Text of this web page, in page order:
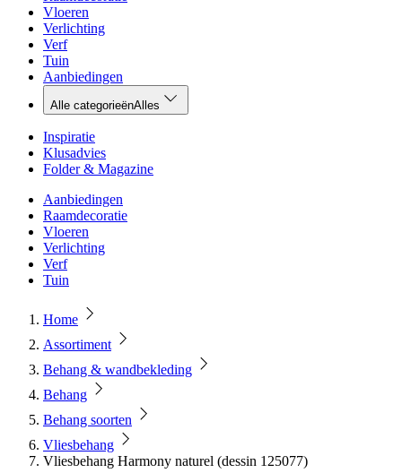
Vloeren
Verlichting
Verf
Tuin
Aanbiedingen
Alle categorieënAlles
Inspiratie
Klusadvies
Folder & Magazine
Aanbiedingen
Raamdecoratie
Vloeren
Verlichting
Verf
Tuin
Home
Assortiment
Behang & wandbekleding
Behang
Behang soorten
Vliesbehang
Vliesbehang Harmony naturel (dessin 125077)